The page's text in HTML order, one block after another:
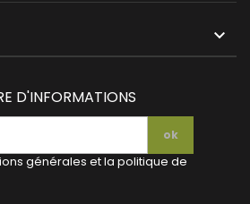
keyboard_arrow_down
D'INFORMATIONS
générales et la politique de